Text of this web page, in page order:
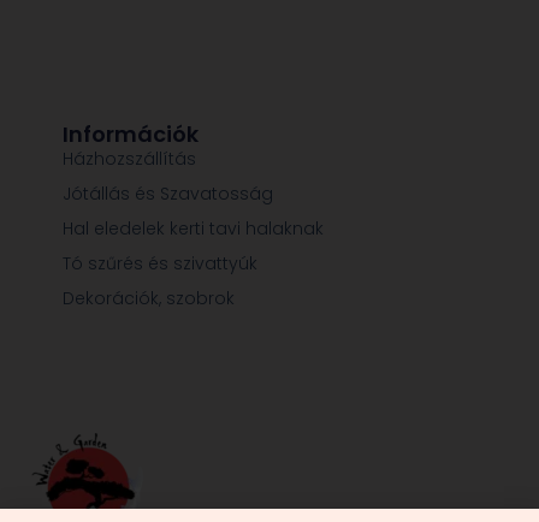
Információk
Házhozszállítás
Jótállás és Szavatosság
Hal eledelek kerti tavi halaknak
Tó szűrés és szivattyúk
Dekorációk, szobrok